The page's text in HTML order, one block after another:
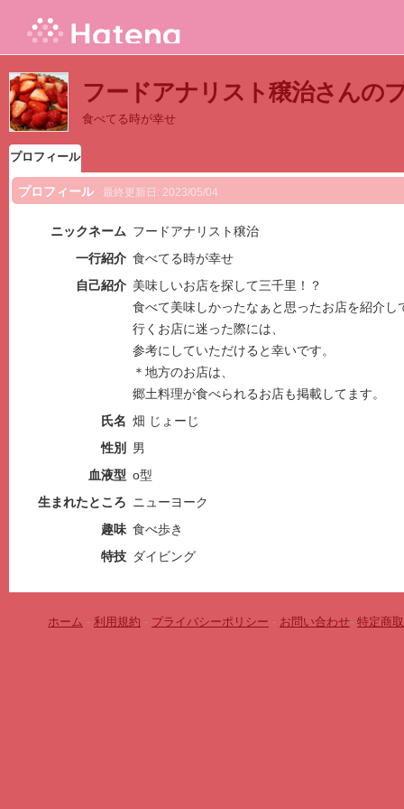
フードアナリスト穣治さんの
食べてる時が幸せ
プロフィール
プロフィール 最終更新日: 2023/05/04
ニックネーム フードアナリスト穣治
一行紹介 食べてる時が幸せ
自己紹介 美味しいお店を探して三千里！？
食べて美味しかったなぁと思ったお店を紹介し
行くお店に迷った際には、
参考にしていただけると幸いです。
＊地方のお店は、
郷土料理が食べられるお店も掲載してます。
氏名 畑 じょーじ
性別
男
血液型 o型
生まれたところ ニューヨーク
趣味 食べ歩き
特技 ダイビング
ホーム - 利用規約 - プライバシーポリシー - お問い合わせ- 特定商